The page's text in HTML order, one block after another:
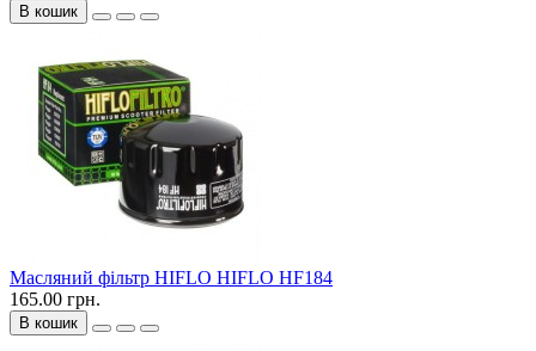
В кошик
Масляний фільтр HIFLO HIFLO HF184
165.00 грн.
В кошик